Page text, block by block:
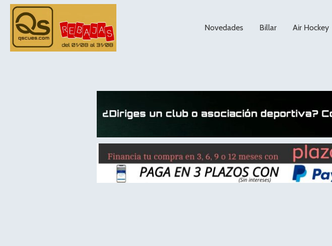
Novedades Billar Air Hockey